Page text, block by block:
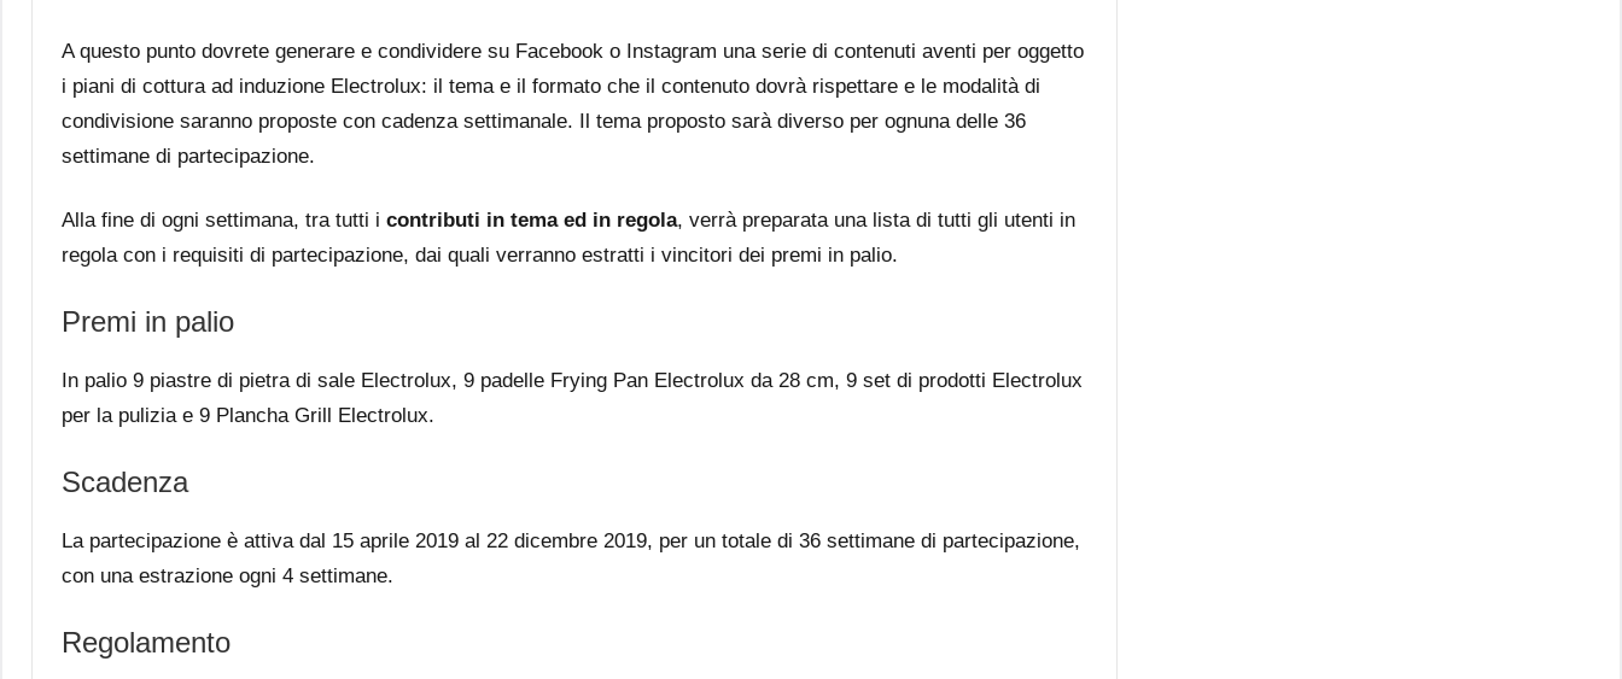
A questo punto dovrete generare e condividere su Facebook o Instagram una serie di contenuti aventi per oggetto
i piani di cottura ad induzione Electrolux: il tema e il formato che il contenuto dovrà rispettare e le modalità di
condivisione saranno proposte con cadenza settimanale. Il tema proposto sarà diverso per ognuna delle 36
settimane di partecipazione.
Alla fine di ogni settimana, tra tutti i contributi in tema ed in regola, verrà preparata una lista di tutti gli utenti in
regola con i requisiti di partecipazione, dai quali verranno estratti i vincitori dei premi in palio.
Premi in palio
In palio 9 piastre di pietra di sale Electrolux, 9 padelle Frying Pan Electrolux da 28 cm, 9 set di prodotti Electrolux
per la pulizia e 9 Plancha Grill Electrolux.
Scadenza
La partecipazione è attiva dal 15 aprile 2019 al 22 dicembre 2019, per un totale di 36 settimane di partecipazione,
con una estrazione ogni 4 settimane.
Regolamento